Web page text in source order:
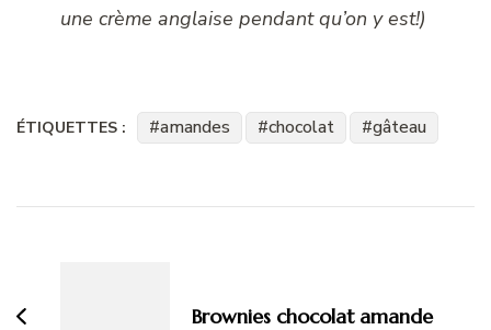
une crème anglaise pendant qu’on y est!)
ÉTIQUETTES : amandes chocolat gâteau
Brownies chocolat amande